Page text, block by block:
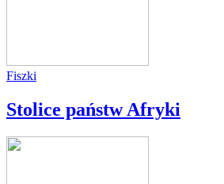
Fiszki
Stolice państw Afryki